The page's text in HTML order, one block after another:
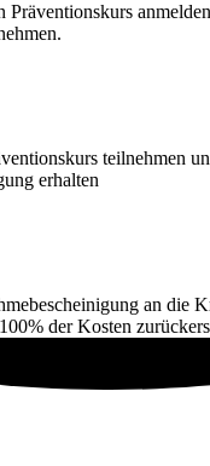
Präventionskurs
teilnehmen
erhalten
an die
der Kosten